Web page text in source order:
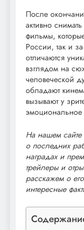
После
активно
фильмы,
России, так и
отличаются
взглядом на
человеческой
обладают
вызывают у
На нашем
о последних
наградах и
трейлеры и
расскажем о
интересные